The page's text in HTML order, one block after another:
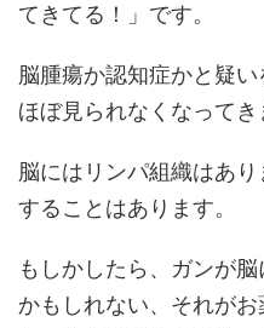
てきてる！」です。
脳腫瘍か認知症かと疑
ほぼ見られなくなってき
脳にはリンパ組織はあ
することはあります。
もしかしたら、ガンが
かもしれない、それが